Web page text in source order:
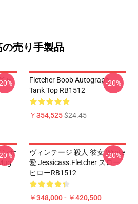
の売り手製品
ャ
Fletcher Boob Autograph
Tank Top RB1512
￥354,525$24.45
-20%
ンサ
ヴィンテージ 殺人 彼女 Wrote
愛 Jessicass.Fletcher スロー
ピローRB1512
￥348,000 - ￥420,500
-20%